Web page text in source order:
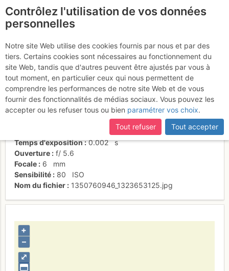
Descente du sommet
Activités
Date/heure
20 oct. 2012 13:15
Contributeur
Joel Klay
individuel (CC by-nc-nd)
Canon PowerShot S90
Temps d'exposition
0.002 s
Ouverture
f/ 5.6
Focale
6
mm
Sensibilité
80
ISO
Nom du fichier
1350760946_1323653125.jpg
⤢
+
–
Contrôlez l'utilisation de vos données
personnelles
Notre site Web utilise des cookies fournis par nous et par des
tiers. Certains cookies sont nécessaires au fonctionnement du
site Web, tandis que d'autres peuvent être ajustés par vous à
tout moment, en particulier ceux qui nous permettent de
comprendre les performances de notre site Web et de vous
fournir des fonctionnalités de médias sociaux. Vous pouvez les
accepter ou les refuser tous ou bien paramétrer vos choix.
Tout refuser
Tout accepter